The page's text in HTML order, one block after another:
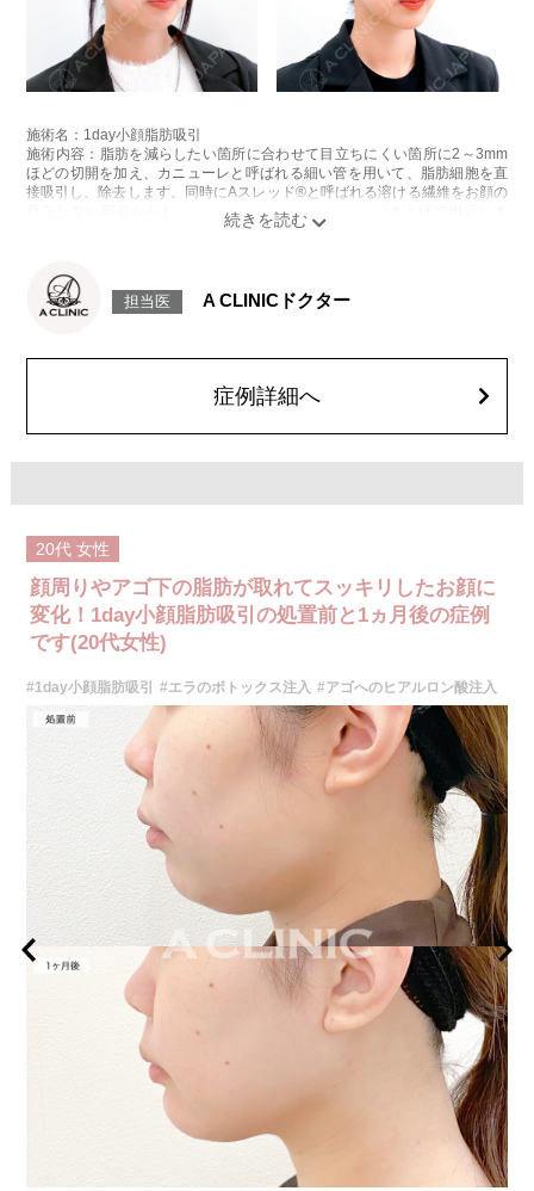
施術名：1day小顔脂肪吸引
施術内容：脂肪を減らしたい箇所に合わせて目立ちにくい箇所に2～3mm
ほどの切開を加え、カニューレと呼ばれる細い管を用いて、脂肪細胞を直
接吸引し、除去します。同時にAスレッド®と呼ばれる溶ける繊維をお顔の
目立たない部分から皮下へ挿入し、皮膚を内側から引き上げて固定しま
感などが術後一時的に生じることがございます。また、稀に貧血、細菌感
染症、左右差、施術箇所の知覚鈍麻、ぼこつき、硬結、瘢痕化、色素沈
顔の脂肪吸引箇所の追加 1ヶ所ごと+162,800円(税込)
オプション：笑気麻酔 3,300円(税込)
施術内容：ボツリヌス菌から抽出されるたんぱく質を注入し、過剰に発達
した筋肉の動きを抑制します。これにより噛み締めの改善、咬筋を減量し
程続きます。
施術時間：約10分〜20分程
リスク、副作用：腫れ、赤み、内出血、痛み、突っ張り感などが生じるこ
とがございます。また、稀にアレルギー、細菌感染症などが生じることが
ございます。ボトックス注入後は男性は3か月、女性は2か月避妊して頂く
ようお願いします。
費用：アラガン社製 21,800円(税込) 〜164,400円(税込)
オプション：表面麻酔 3,300円(税込) 笑気麻酔 3,300円(税込)
担当医 A CLINICドクター
症例詳細へ
20代 女性
顔周りやアゴ下の脂肪が取れてスッキリしたお顔に
変化！1day小顔脂肪吸引の処置前と1ヵ月後の症例
です(20代女性)
#1day小顔脂肪吸引 #エラのボトックス注入 #アゴへのヒアルロン酸注入